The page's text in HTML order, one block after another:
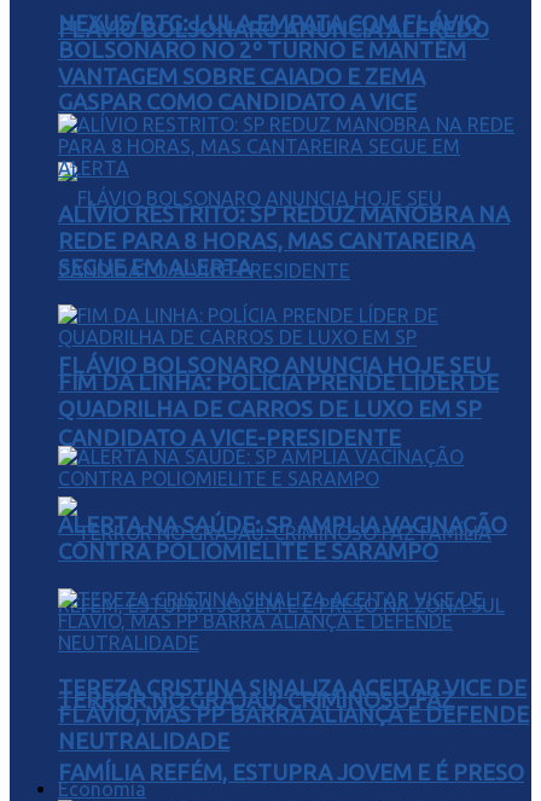
FLÁVIO BOLSONARO ANUNCIA ALFREDO
GASPAR COMO CANDIDATO A VICE
FLÁVIO BOLSONARO ANUNCIA HOJE SEU
CANDIDATO A VICE-PRESIDENTE
TERROR NO GRAJAÚ: CRIMINOSO FAZ
FAMÍLIA REFÉM, ESTUPRA JOVEM E É PRESO
NEXUS/BTG: LULA EMPATA COM FLÁVIO
BOLSONARO NO 2º TURNO E MANTÉM
VANTAGEM SOBRE CAIADO E ZEMA
ALÍVIO RESTRITO: SP REDUZ MANOBRA NA
REDE PARA 8 HORAS, MAS CANTAREIRA
SEGUE EM ALERTA
FIM DA LINHA: POLÍCIA PRENDE LÍDER DE
QUADRILHA DE CARROS DE LUXO EM SP
ALERTA NA SAÚDE: SP AMPLIA VACINAÇÃO
CONTRA POLIOMIELITE E SARAMPO
TEREZA CRISTINA SINALIZA ACEITAR VICE DE
FLÁVIO, MAS PP BARRA ALIANÇA E DEFENDE
NEUTRALIDADE
Economia